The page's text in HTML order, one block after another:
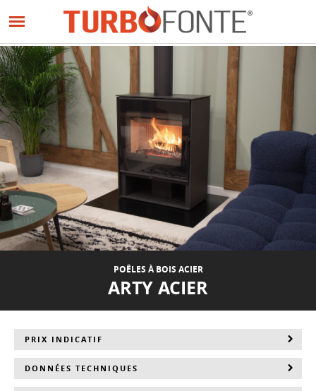
au
principal
POÊLES À BOIS ACIER
ARTY ACIER
PRIX INDICATIF
DONNÉES TECHNIQUES
Panneau de gestion des cookies